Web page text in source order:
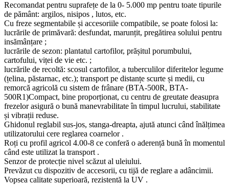
Recomandat pentru suprafețe de la 0- 5.000 mp pentru toate tipurile
de pământ: argilos, nisipos , lutos, etc.
Cu freze segmentabile și accesoriile compatibile, se poate folosi la:
lucrările de primăvară: desfundat, marunțit, pregătirea solului pentru
insămânțare ;
lucrările de sezon: plantatul cartofilor, prășitul porumbului,
cartofului, viței de vie etc. ;
lucrările de recoltă: scosul cartofilor, a tuberculilor diferitelor legume
(țelina, păstarnac, etc.); transport pe distanțe scurte și medii, cu
remorcă agricolă cu sistem de frânare (BTA-500R, BTA-
500R1)Compact, bine proporționat, cu centru de greutate deasupra
frezelor asigură o bună manevrabilitate în timpul lucrului, stabilitate
și vibrații reduse.
Ghidonul reglabil sus-jos, stanga-dreapta, ajută atunci când înălțimea
utilizatorului cere reglarea coarnelor .
Roți cu profil agricol 4.00-8 ce conferă o aderență bună în momentul
când este utilizat la transport .
Senzor de protecție nivel scăzut al uleiului.
Prevăzut cu dispozitiv de accesorii, cu tijă de reglare a adâncimii.
Vopsea calitate superioară, rezistentă la UV .